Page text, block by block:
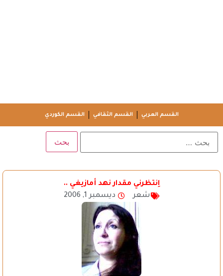
القسم العربي القسم الثقافي القسم الكوردي
اِنتظرني مقدار نهد أمازيغي ..
شعر
ديسمبر 1, 2006